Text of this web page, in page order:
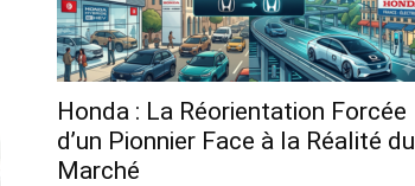
Honda : La Réorientation Forcée
d’un Pionnier Face à la Réalité du
Marché